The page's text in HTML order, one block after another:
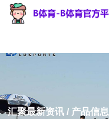
汇聚最新资讯 / 产品信息